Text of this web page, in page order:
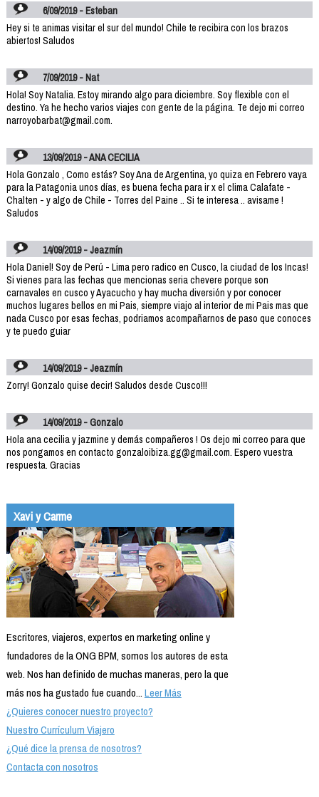
6/09/2019 - Esteban
Hey si te animas visitar el sur del mundo! Chile te recibira con los brazos
abiertos! Saludos
7/09/2019 - Nat
Hola! Soy Natalia. Estoy mirando algo para diciembre. Soy flexible con el
destino. Ya he hecho varios viajes con gente de la página. Te dejo mi correo
narroyobarbat@gmail.com.
13/09/2019 - ANA CECILIA
Hola Gonzalo , Como estás? Soy Ana de Argentina, yo quiza en Febrero vaya
para la Patagonia unos días, es buena fecha para ir x el clima Calafate -
Chalten - y algo de Chile - Torres del Paine .. Si te interesa .. avisame !
Saludos
14/09/2019 - Jeazmín
Hola Daniel! Soy de Perú - Lima pero radico en Cusco, la ciudad de los Incas!
Si vienes para las fechas que mencionas seria chevere porque son
carnavales en cusco y Ayacucho y hay mucha diversión y por conocer
muchos lugares bellos en mi Pais, siempre viajo al interior de mi Pais mas que
nada Cusco por esas fechas, podriamos acompañarnos de paso que conoces
y te puedo guiar
14/09/2019 - Jeazmín
Zorry! Gonzalo quise decir! Saludos desde Cusco!!!
14/09/2019 - Gonzalo
Hola ana cecilia y jazmine y demás compañeros ! Os dejo mi correo para que
nos pongamos en contacto gonzaloibiza.gg@gmail.com. Espero vuestra
respuesta. Gracias
Xavi y Carme
Escritores, viajeros, expertos en marketing online y
fundadores de la ONG BPM, somos los autores de esta
web. Nos han definido de muchas maneras, pero la que
más nos ha gustado fue cuando...Leer Más
¿Quieres conocer nuestro proyecto?
Nuestro Currículum Viajero
¿Qué dice la prensa de nosotros?
Contacta con nosotros